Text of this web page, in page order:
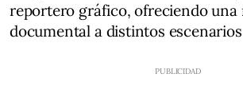
reportero gráfico, ofreciendo una
documental a distintos